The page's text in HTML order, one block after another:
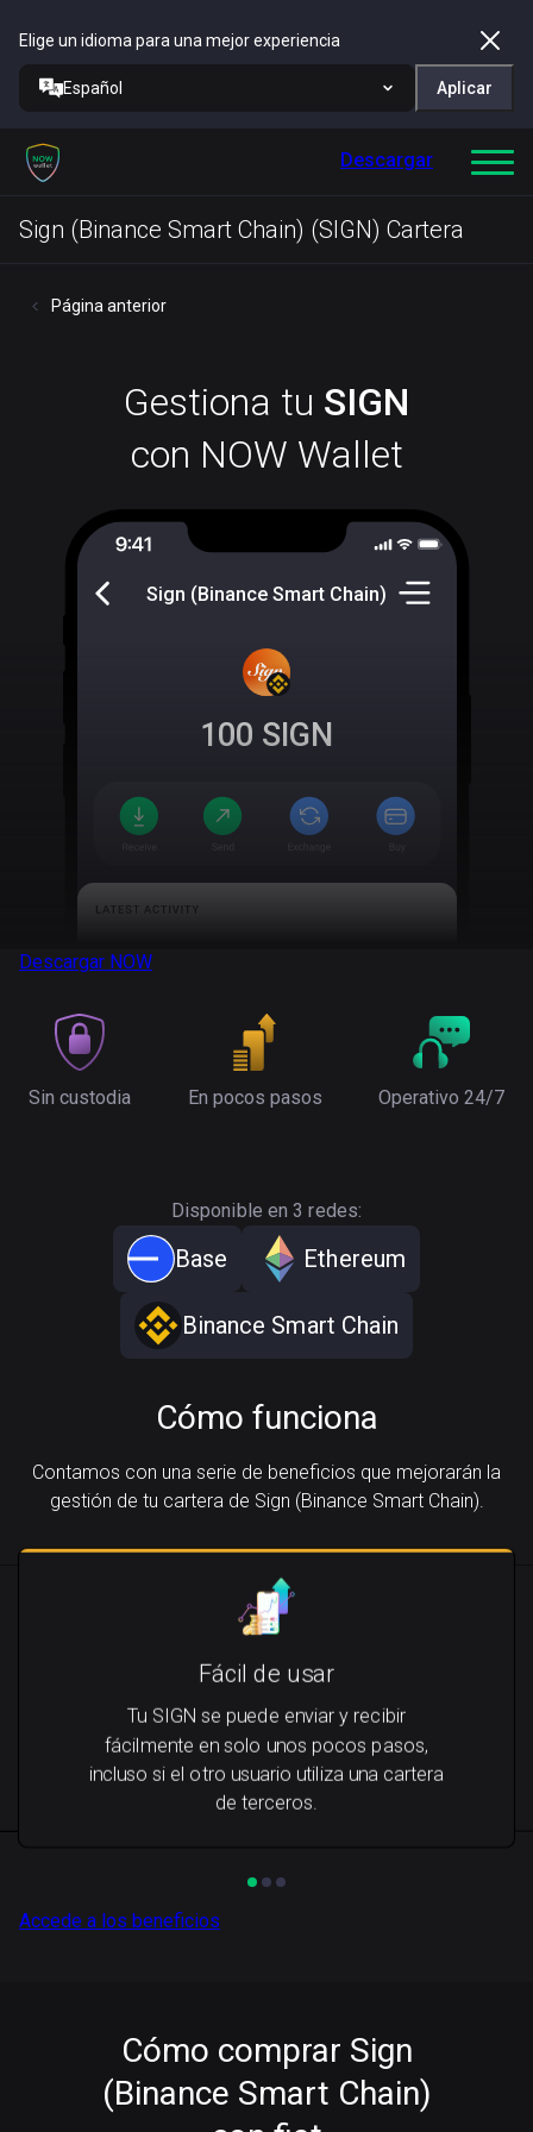
Elige un idioma para una mejor experiencia
Español Aplicar
Descargar
Sign (Binance Smart Chain) (SIGN) Cartera
Página anterior
Gestiona tu SIGN
con NOW Wallet
Sign (Binance Smart Chain)
100 SIGN
Descargar NOW
Sin custodia En pocos pasos Operativo 24/7
Disponible en 3 redes:
Base Ethereum
Binance Smart Chain
Cómo funciona
Contamos con una serie de beneficios que mejorarán la
gestión de tu cartera de Sign (Binance Smart Chain).
Fácil de usar
Tu SIGN se puede enviar y recibir
fácilmente en solo unos pocos pasos,
incluso si el otro usuario utiliza una cartera
de terceros.
Accede a los beneficios
Cómo comprar Sign
(Binance Smart Chain)